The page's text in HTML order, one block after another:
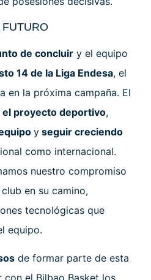
de concluir y el equipo
14 de la Liga Endesa, el
en la próxima campaña. El
el proyecto deportivo,
y seguir creciendo
como internacional.
nuestro compromiso
en su camino,
tecnológicas que
equipo.
de formar parte de esta